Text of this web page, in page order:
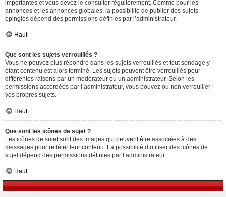
importantes et vous devez le consulter régulièrement. Comme pour les
annonces et les annonces globales, la possibilité de publier des sujets
épinglés dépend des permissions définies par l’administrateur.
Haut
Que sont les sujets verrouillés ?
Vous ne pouvez plus répondre dans les sujets verrouillés et tout sondage y
étant contenu est alors terminé. Les sujets peuvent être verrouillés pour
différentes raisons par un modérateur ou un administrateur. Selon les
permissions accordées par l’administrateur, vous pouvez ou non verrouiller
vos propres sujets.
Haut
Que sont les icônes de sujet ?
Les icônes de sujet sont des images qui peuvent être associées à des
messages pour refléter leur contenu. La possibilité d’utiliser des icônes de
sujet dépend des permissions définies par l’administrateur.
Haut